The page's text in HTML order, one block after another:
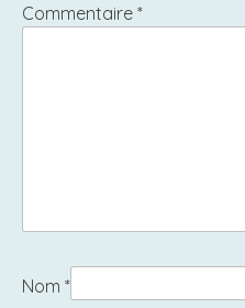
Commentaire *
Nom *